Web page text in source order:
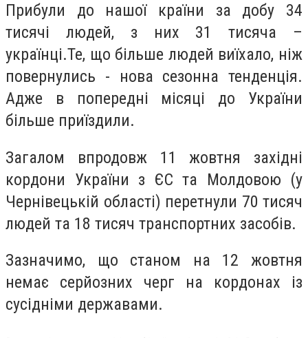
Прибули до нашої країни за добу 34
тисячі людей, з них 31 тисяча –
українці.Те, що більше людей виїхало, ніж
повернулись - нова сезонна тенденція.
Адже в попередні місяці до України
більше приїздили.
Загалом впродовж 11 жовтня західні
кордони України з ЄС та Молдовою (у
Чернівецькій області) перетнули 70 тисяч
людей та 18 тисяч транспортних засобів.
Зазначимо, що станом на 12 жовтня
немає серйозних черг на кордонах із
сусідніми державами.